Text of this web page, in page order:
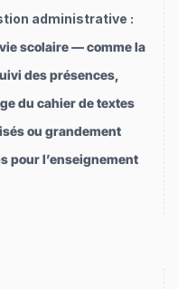
administrative :
scolaire — comme la
des présences,
du cahier de textes
ou grandement
pour l’enseignement